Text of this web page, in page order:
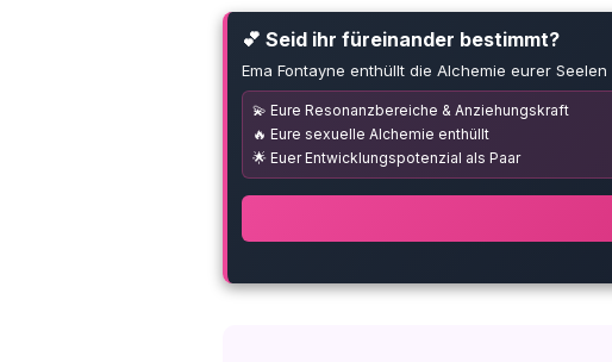
💕 Seid ihr füreinander bestimmt?
Ema Fontayne enthüllt die Alchemie eurer Seelen
💫 Eure Resonanzbereiche & Anziehungskraft
🔥 Eure sexuelle Alchemie enthüllt
🌟 Euer Entwicklungspotenzial als Paar